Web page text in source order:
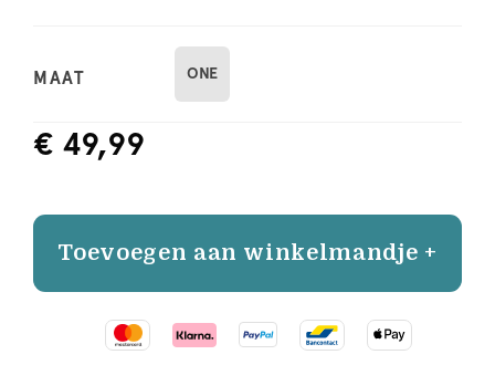
MAAT ONE
€ 49,99
Toevoegen aan winkelmandje +